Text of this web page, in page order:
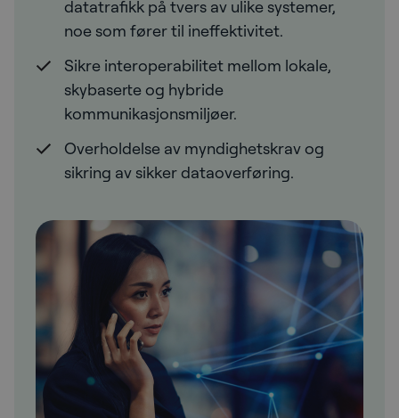
datatrafikk på tvers av ulike systemer,
noe som fører til ineffektivitet.
Sikre interoperabilitet mellom lokale,
skybaserte og hybride
kommunikasjonsmiljøer.
Overholdelse av myndighetskrav og
sikring av sikker dataoverføring.